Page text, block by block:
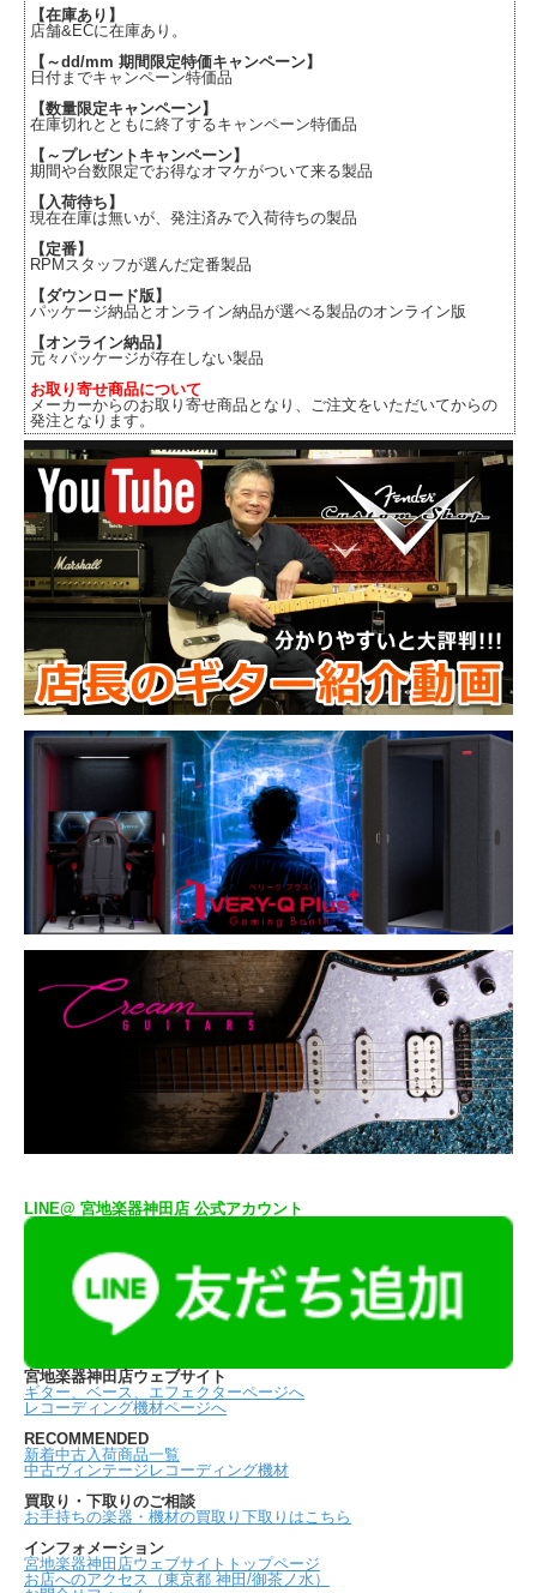
【在庫あり】
店舗&ECに在庫あり。
【～dd/mm 期間限定特価キャンペーン】
日付までキャンペーン特価品
【数量限定キャンペーン】
在庫切れとともに終了するキャンペーン特価品
【～プレゼントキャンペーン】
期間や台数限定でお得なオマケがついて来る製品
【入荷待ち】
現在在庫は無いが、発注済みで入荷待ちの製品
【定番】
RPMスタッフが選んだ定番製品
【ダウンロード版】
パッケージ納品とオンライン納品が選べる製品のオンライン版
【オンライン納品】
元々パッケージが存在しない製品
お取り寄せ商品について
メーカーからのお取り寄せ商品となり、ご注文をいただいてからの
発注となります。
LINE@ 宮地楽器神田店 公式アカウント
宮地楽器神田店ウェブサイト
ギター、ベース、エフェクターページへ
レコーディング機材ページへ
RECOMMENDED
新着中古入荷商品一覧
中古ヴィンテージレコーディング機材
買取り・下取りのご相談
お手持ちの楽器・機材の買取り下取りはこちら
インフォメーション
宮地楽器神田店ウェブサイトトップページ
お店へのアクセス（東京都 神田/御茶ノ水）